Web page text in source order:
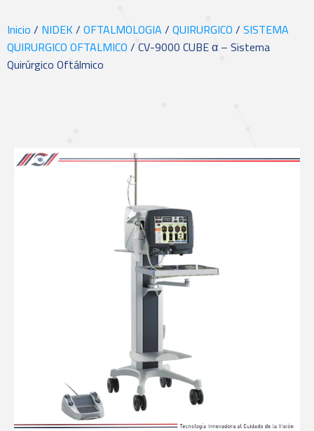
Inicio/ NIDEK/OFTALMOLOGIA/QUIRURGICO/SISTEMA
QUIRURGICO OFTALMICO/ CV-9000 CUBE α – Sistema
Quirúrgico Oftálmico